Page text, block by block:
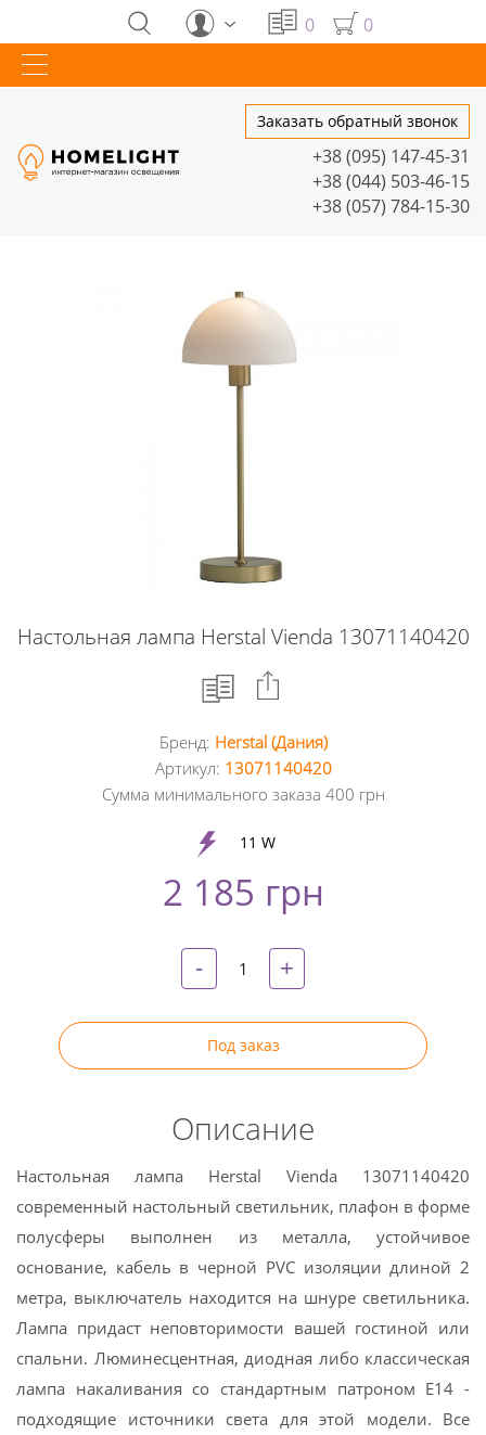
0 0
Заказать обратный звонок
+38 (095) 147-45-31
+38 (044) 503-46-15
+38 (057) 784-15-30
Настольная лампа Herstal Vienda 13071140420
Facebook
+
Twitter
Pinterest
Бренд: Herstal (Дания)
Артикул: 13071140420
Сумма минимального заказа 400 грн
11 W
2 185 грн
- +
Под заказ
Описание
Настольная лампа Herstal Vienda 13071140420
современный настольный светильник, плафон в форме
полусферы выполнен из металла, устойчивое
основание, кабель в черной PVC изоляции длиной 2
метра, выключатель находится на шнуре светильника.
Лампа придаст неповторимости вашей гостиной или
спальни. Люминесцентная, диодная либо классическая
лампа накаливания со стандартным патроном E14 -
подходящие источники света для этой модели. Все